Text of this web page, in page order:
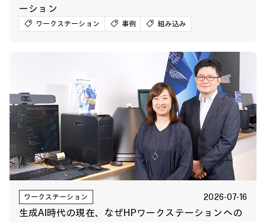
ーション
ワークステーション 事例 組み込み
ワークステーション 2026-07-16
生成AI時代の現在、なぜHPワークステーションへの